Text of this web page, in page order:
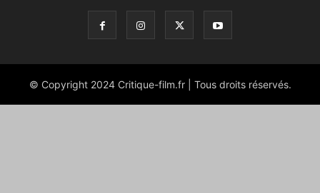
© Copyright 2024 Critique-film.fr | Tous droits réservés.